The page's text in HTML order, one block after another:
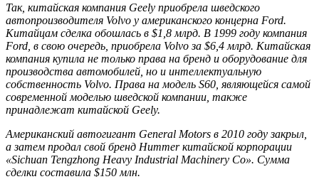
Так, китайская компания Geely приобрела шведского
автопроизводителя Volvo у американского концерна Ford.
Китайцам сделка обошлась в $1,8 млрд. В 1999 году компания
Ford, в свою очередь, приобрела Volvo за $6,4 млрд. Китайская
компания купила не только права на бренд и оборудование для
производства автомобилей, но и интеллектуальную
собственность Volvo. Права на модель S60, являющейся самой
современной моделью шведской компании, также
принадлежат китайской Geely.
Американский автогигант General Motors в 2010 году закрыл,
а затем продал свой бренд Hummer китайской корпорации
«Sichuan Tengzhong Heavy Industrial Machinery Co». Сумма
сделки составила $150 млн.